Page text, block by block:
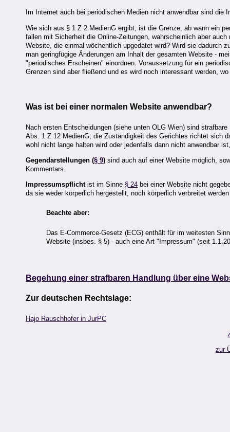
Im Internet auch bei periodischen Medien nicht anwendbar sind die
Wie sich aus § 1 Z 2 MedienG ergibt, ist die Grenze, ab wann ein
fallen mit Sicherheit die Online-Zeitungen, wahrscheinlich aber
Website, die einmal wöchentlich upgedatet wird? Wird sie dadurch
man geringfügige Änderungen am Inhalt der gesamten Website -
"periodisches Erscheinen" einordnen. Voraussetzung für ein
Grenzen sind aber fließend und es wird noch interessant werden,
Was ist bei einer normalen Website anwendbar?
Nach ersten Entscheidungen (siehe unten OLG Wien) sind
Abs. 1 Z 12 MedienG; die Zuständigkeit des Gerichtes richtet sich
wohl nicht lange halten wird oder jedenfalls dann nicht anwendbar
Gegendarstellungen (§ 9) sind auch auf einer Website möglich,
Kommentars.
Impressumspflichtist im Sinne § 24 bei einer Website nicht
da sie weder körperlich hergestellt, noch körperlich verbreitet
Beachte aber:
Das E-Commerce-Gesetz (ECG) enthält für im weitesten
Website (insbes. § 5) - auch eine Art "Impressum" (seit
Begehung einer strafbaren Handlung über eine
Zur deutschen Rechtslage:
Hajo Rauschhofer in JurPC
zur